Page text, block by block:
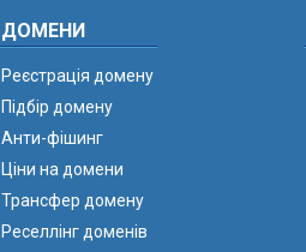
ДОМЕНИ
Реєстрація домену
Підбір домену
Анти-фішинг
Ціни на домени
Трансфер домену
Реселлінг доменів